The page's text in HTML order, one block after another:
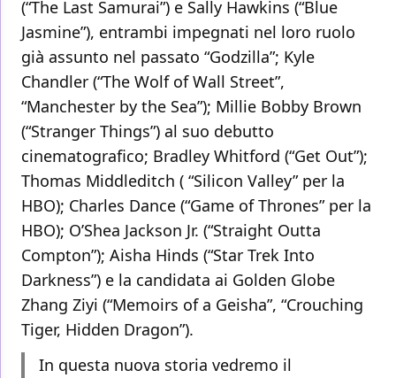
(“The Last Samurai”) e Sally Hawkins (“Blue
Jasmine”), entrambi impegnati nel loro ruolo
già assunto nel passato “Godzilla”; Kyle
Chandler (“The Wolf of Wall Street”,
“Manchester by the Sea”); Millie Bobby Brown
(“Stranger Things”) al suo debutto
cinematografico; Bradley Whitford (“Get Out”);
Thomas Middleditch ( “Silicon Valley” per la
HBO); Charles Dance (“Game of Thrones” per la
HBO); O’Shea Jackson Jr. (“Straight Outta
Compton”); Aisha Hinds (“Star Trek Into
Darkness”) e la candidata ai Golden Globe
Zhang Ziyi (“Memoirs of a Geisha”, “Crouching
Tiger, Hidden Dragon”).
In questa nuova storia vedremo il